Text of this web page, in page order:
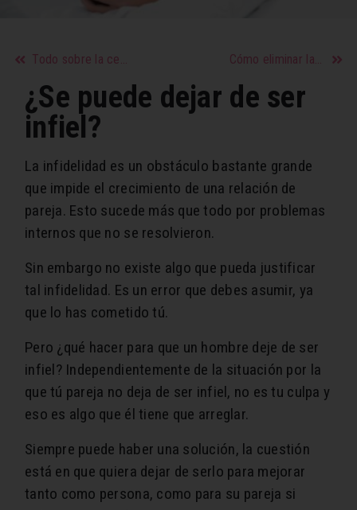
Todo sobre la centella asiática Cómo eliminar las manchas de la cara con cremas con hidroquinoa, acido kójico y arbutina
¿Se puede dejar de ser
infiel?
La infidelidad es un obstáculo bastante grande
que impide el crecimiento de una relación de
pareja. Esto sucede más que todo por problemas
internos que no se resolvieron.
Sin embargo no existe algo que pueda justificar
tal infidelidad. Es un error que debes asumir, ya
que lo has cometido tú.
Pero ¿qué hacer para que un hombre deje de ser
infiel? Independientemente de la situación por la
que tú pareja no deja de ser infiel, no es tu culpa y
eso es algo que él tiene que arreglar.
Siempre puede haber una solución, la cuestión
está en que quiera dejar de serlo para mejorar
tanto como persona, como para su pareja si